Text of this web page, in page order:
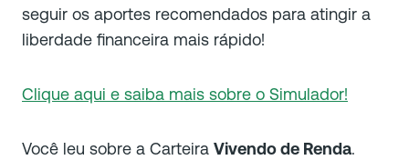
seguir os aportes recomendados para atingir a
liberdade financeira mais rápido!
Clique aqui e saiba mais sobre o Simulador!
Você leu sobre a Carteira Vivendo de Renda.